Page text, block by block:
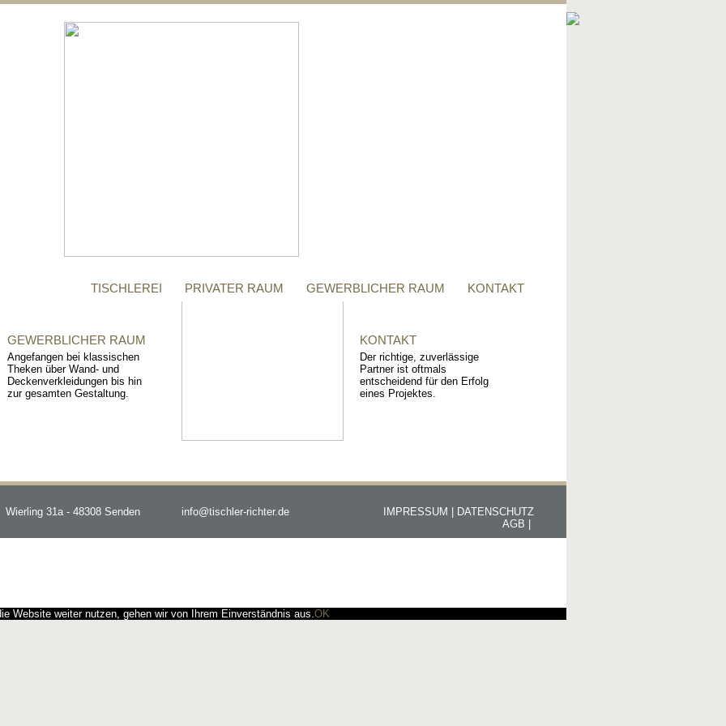
TISCHLEREI PRIVATER RAUM GEWERBLICHER RAUM KONTAKT
GEWERBLICHER RAUM
Angefangen bei klassischen
Theken über Wand- und
Deckenverkleidungen bis hin
zur gesamten Gestaltung.
KONTAKT
Der richtige, zuverlässige
Partner ist oftmals
entscheidend für den Erfolg
eines Projektes.
Wierling 31a - 48308 Senden info@tischler-richter.de DATENSCHUTZ
IMPRESSUM |
AGB |
Website weiter nutzen, gehen wir von Ihrem Einverständnis aus.OK